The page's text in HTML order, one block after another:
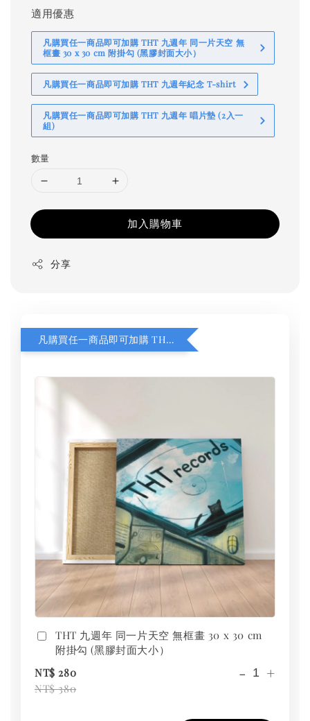
適用優惠
凡購買任一商品即可加購 THT 九週年 同一片天空 無
框畫 30 x 30 cm 附掛勾 (黑膠封面大小）
凡購買任一商品即可加購 THT 九週年紀念 T-shirt
凡購買任一商品即可加購 THT 九週年 唱片墊 (2入一
組)
數量
加入購物車
分享
凡購買任一商品即可加購 THT 九週年 同一片天空 無框畫 30 x 30 cm 附掛勾 (黑膠封面大小）
THT 九週年 同一片天空 無框畫 30 x 30 cm
附掛勾 (黑膠封面大小）
NT$ 280
NT$ 380
- +